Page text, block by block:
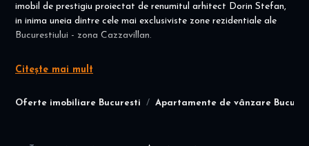
Oferte imobiliare Bucuresti Apartamente de vânzare
imobil de prestigiu proiectat de renumitul arhitect Dorin Stefan,
in inima uneia dintre cele mai exclusiviste zone rezidentiale ale
Bucurestiului - zona Cazzavillan.
tripan, ce asigura lumina naturala abundenta si o izolare termica
Citește mai mult